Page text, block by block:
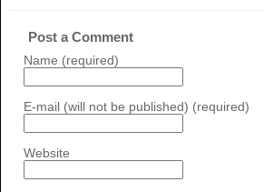
Post a Comment
Name (required)
E-mail (will not be published) (required)
Website